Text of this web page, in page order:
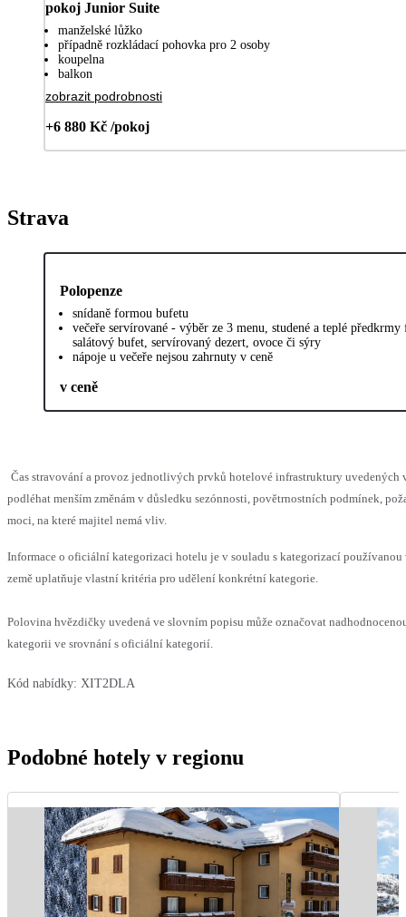
pokoj Junior Suite
manželské lůžko
případně rozkládací pohovka pro 2 osoby
koupelna
balkon
zobrazit podrobnosti
+6 880 Kč /pokoj
Strava
Polopenze
snídaně formou bufetu
večeře servírované - výběr ze 3 menu, studené a teplé
salátový bufet, servírovaný dezert, ovoce či sýry
nápoje u večeře nejsou zahrnuty v ceně
v ceně
Čas stravování a provoz jednotlivých prvků hotelové infrastruktury uvedených
podléhat menším změnám v důsledku sezónnosti, povětrnostních podmínek,
moci, na které majitel nemá vliv.
Informace o oficiální kategorizaci hotelu je v souladu s kategorizací používanou
země uplatňuje vlastní kritéria pro udělení konkrétní kategorie.
Polovina hvězdičky uvedená ve slovním popisu může označovat
kategorii ve srovnání s oficiální kategorií.
Kód nabídky: XIT2DLA
Podobné hotely v regionu